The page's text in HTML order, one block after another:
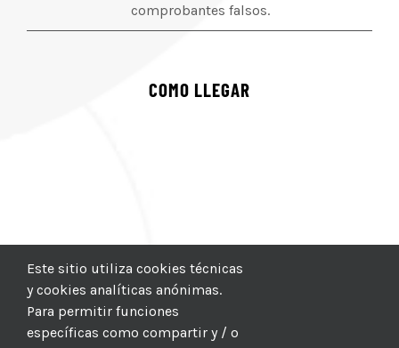
comprobantes falsos.
COMO LLEGAR
Este sitio utiliza cookies técnicas
y cookies analíticas anónimas.
Para permitir funciones
específicas como compartir y / o